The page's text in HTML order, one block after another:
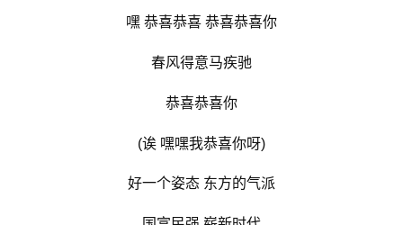
嘿 恭喜恭喜 恭喜恭喜你
春风得意马疾驰
恭喜恭喜你
(诶 嘿嘿我恭喜你呀)
好一个姿态 东方的气派